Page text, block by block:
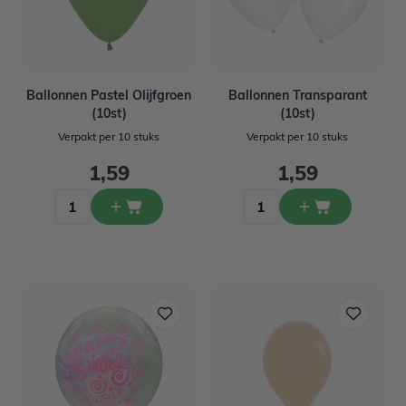
Ballonnen Pastel Olijfgroen
(10st)
Verpakt per 10 stuks
1,59
Ballonnen Transparant
(10st)
Verpakt per 10 stuks
1,59